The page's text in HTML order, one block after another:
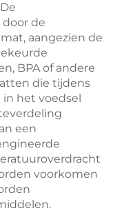
de
aangezien de
BPA of andere
die tijdens
het voedsel
een
voorkomen